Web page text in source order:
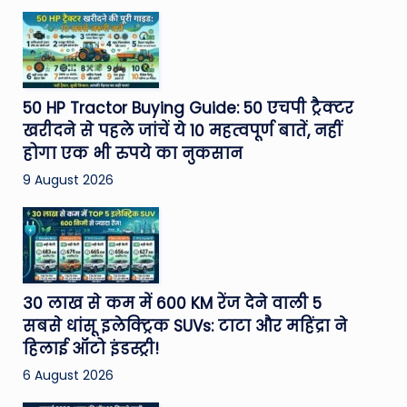
50 HP Tractor Buying Guide: 50 एचपी ट्रैक्टर
खरीदने से पहले जांचें ये 10 महत्वपूर्ण बातें, नहीं
होगा एक भी रुपये का नुकसान
9 August 2026
30 लाख से कम में 600 KM रेंज देने वाली 5
सबसे धांसू इलेक्ट्रिक SUVs: टाटा और महिंद्रा ने
हिलाई ऑटो इंडस्ट्री!
6 August 2026